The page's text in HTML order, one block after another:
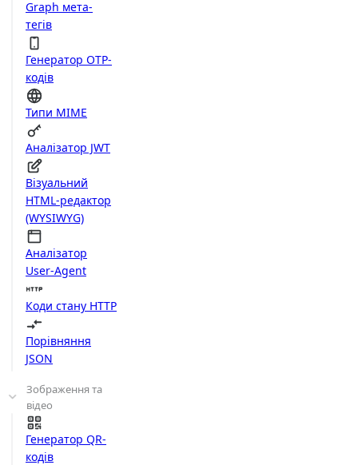
Graph мета-
тегів
Генератор OTP-
кодів
Типи MIME
Аналізатор JWT
Візуальний
HTML-редактор
(WYSIWYG)
Аналізатор
User-Agent
Коди стану HTTP
Порівняння
JSON
Зображення та
відео
Генератор QR-
кодів